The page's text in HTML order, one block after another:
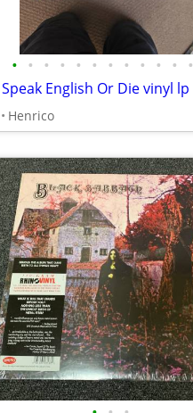
• • • • • • • • • • • •
Speak English Or Die vinyl lp
Henrico